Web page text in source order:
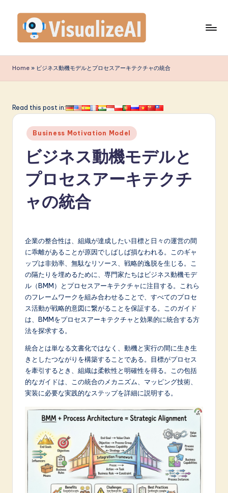
content
is
u
li
L
Home » ビジネス動機モデルとプロセスアーキテクチャの統合
Read this post in:
Posted
in
Business Motivation Model
ビジネス動機モデルと
プロセスアーキテクチ
ャの統合
企業の整合性は、組織が達成したい目標と日々の運営の間
に乖離があることが原因でしばしば損なわれる。このギャ
ップは非効率、無駄なリソース、戦略的逸脱を生じる。こ
の隔たりを埋めるために、専門家たちはビジネス動機モデ
ル（BMM）とプロセスアーキテクチャに注目する。これら
のフレームワークを組み合わせることで、すべてのプロセ
ス活動が戦略的意図に繋がることを保証する。このガイド
は、BMMをプロセスアーキテクチャと効果的に統合する方
法を探求する。
統合とは単なる文書化ではなく、動機と実行の間に生き生
きとしたつながりを構築することである。目標がプロセス
を牽引するとき、組織は柔軟性と明確性を得る。この包括
的なガイドは、この統合のメカニズム、マッピング技術、
実装に必要な実践的なステップを詳細に説明する。